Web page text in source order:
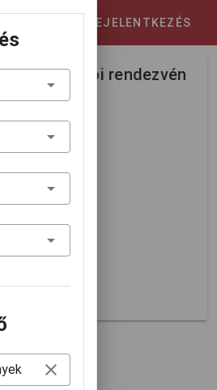
Belső szabályozástár
BEJELENTKEZÉS
a hallgatói rendezvén